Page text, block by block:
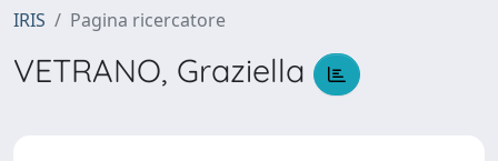
IRIS Pagina ricercatore
VETRANO, Graziella